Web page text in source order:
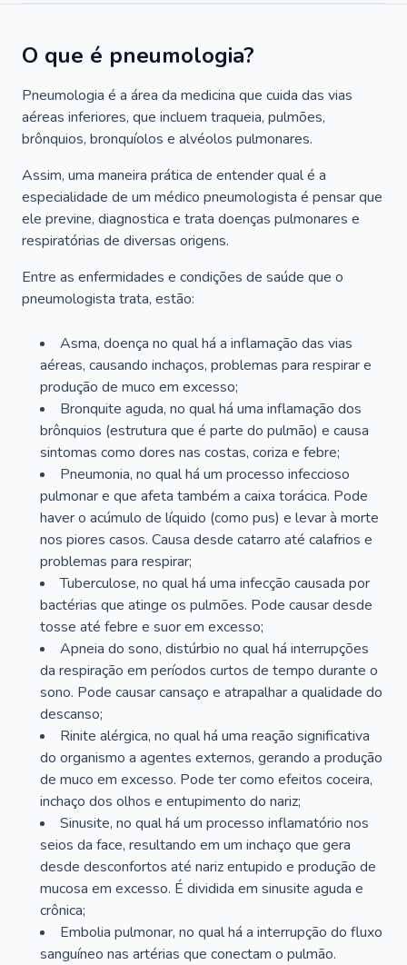
O que é pneumologia?
Pneumologia é a área da medicina que cuida das vias
aéreas inferiores, que incluem traqueia, pulmões,
brônquios, bronquíolos e alvéolos pulmonares.
Assim, uma maneira prática de entender qual é a
especialidade de um médico pneumologista é pensar que
ele previne, diagnostica e trata doenças pulmonares e
respiratórias de diversas origens.
Entre as enfermidades e condições de saúde que o
pneumologista trata, estão:
Asma, doença no qual há a inflamação das vias
aéreas, causando inchaços, problemas para respirar e
produção de muco em excesso;
Bronquite aguda, no qual há uma inflamação dos
brônquios (estrutura que é parte do pulmão) e causa
sintomas como dores nas costas, coriza e febre;
Pneumonia, no qual há um processo infeccioso
pulmonar e que afeta também a caixa torácica. Pode
haver o acúmulo de líquido (como pus) e levar à morte
nos piores casos. Causa desde catarro até calafrios e
problemas para respirar;
Tuberculose, no qual há uma infecção causada por
bactérias que atinge os pulmões. Pode causar desde
tosse até febre e suor em excesso;
Apneia do sono, distúrbio no qual há interrupções
da respiração em períodos curtos de tempo durante o
sono. Pode causar cansaço e atrapalhar a qualidade do
descanso;
Rinite alérgica, no qual há uma reação significativa
do organismo a agentes externos, gerando a produção
de muco em excesso. Pode ter como efeitos coceira,
inchaço dos olhos e entupimento do nariz;
Sinusite, no qual há um processo inflamatório nos
seios da face, resultando em um inchaço que gera
desde desconfortos até nariz entupido e produção de
mucosa em excesso. É dividida em sinusite aguda e
crônica;
Embolia pulmonar, no qual há a interrupção do fluxo
sanguíneo nas artérias que conectam o pulmão.